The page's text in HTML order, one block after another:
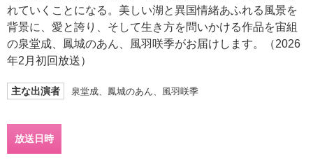
れていくことになる。美しい湖と異国情緒あふれる風景を
背景に、愛と誇り、そして生き方を問いかける作品を宙組
の泉堂成、鳳城のあん、風羽咲季がお届けします。（2026
年2月初回放送）
主な出演者 泉堂成、鳳城のあん、風羽咲季
放送日時